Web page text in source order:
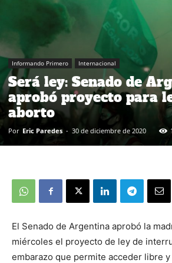
Informando Primero Internacional
Será ley: Senado de
aprobó proyecto para
aborto
Por Eric Paredes - 30 de diciembre de 2020
El Senado de Argentina aprobó la
miércoles el proyecto de ley de
embarazo que permite acceder libre